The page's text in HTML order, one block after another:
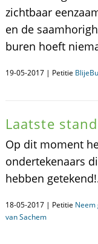
zichtbaar
en de
buren hoeft
19-05-2017 | Petitie
Laatste stand
Op dit moment
ondertekenaars
hebben
18-05-2017 | Petitie Neem
van Sachem